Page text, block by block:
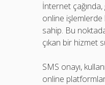
İnternet
online işlemlerde
sahip. Bu
çıkan bir hizmet
SMS onayı,
online